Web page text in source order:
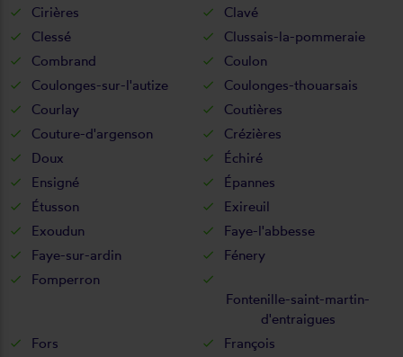
Cirières
Clavé
Clessé
Clussais-la-pommeraie
Combrand
Coulon
Coulonges-sur-l'autize
Coulonges-thouarsais
Courlay
Coutières
Couture-d'argenson
Crézières
Doux
Échiré
Ensigné
Épannes
Étusson
Exireuil
Exoudun
Faye-l'abbesse
Faye-sur-ardin
Fénery
Fomperron
Fontenille-saint-martin-
d'entraigues
Fors
François